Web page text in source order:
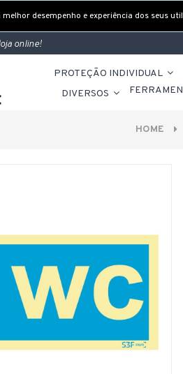
desempenho e experiência dos seus
online!
PROTEÇÃO INDIVIDUAL
DIVERSOS
HOME